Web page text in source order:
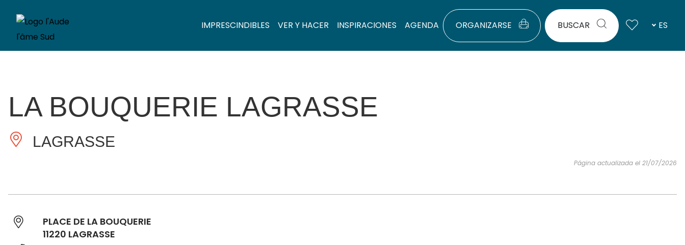
IMPRESCINDIBLES VER Y HACER INSPIRACIONES AGENDA ORGANIZARSE BUSCAR ES
LA BOUQUERIE LAGRASSE
LAGRASSE
Página actualizada el 21/07/2026
PLACE DE LA BOUQUERIE
11220 LAGRASSE